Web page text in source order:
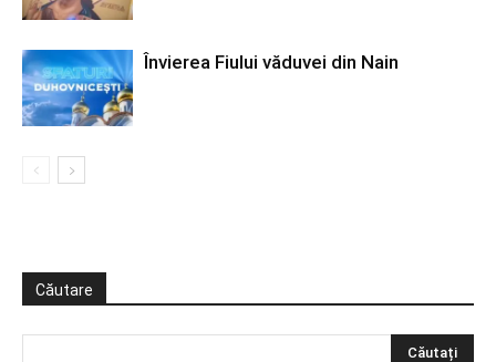
Învierea Fiului văduvei din Nain
Căutare